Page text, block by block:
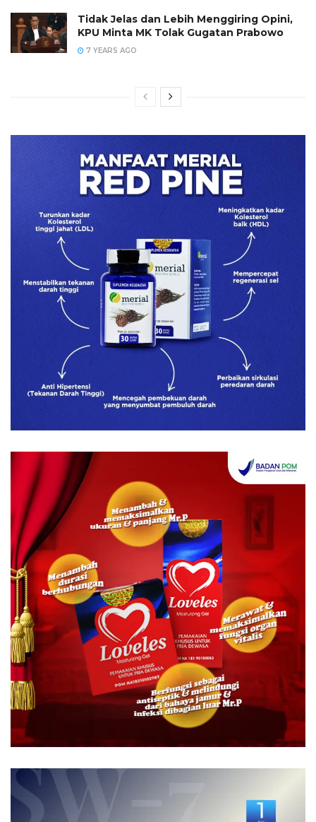
Tidak Jelas dan Lebih Menggiring Opini,
KPU Minta MK Tolak Gugatan Prabowo
7 YEARS AGO